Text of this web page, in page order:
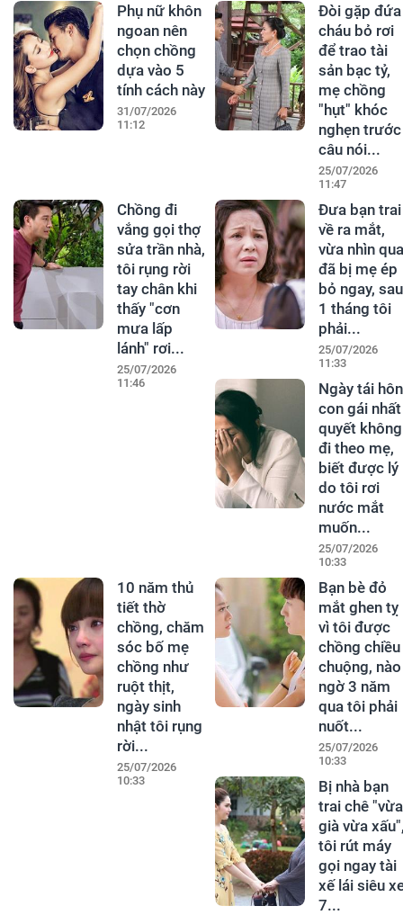
Phụ nữ khôn
ngoan nên
chọn chồng
dựa vào 5
tính cách này
31/07/2026
11:12
Đòi gặp đứa
cháu bỏ rơi
để trao tài
sản bạc tỷ,
mẹ chồng
"hụt" khóc
nghẹn trước
câu nói...
25/07/2026
11:47
Chồng đi
vắng gọi thợ
sửa trần nhà,
tôi rụng rời
tay chân khi
thấy "cơn
mưa lấp
lánh" rơi...
25/07/2026
11:46
Đưa bạn trai
về ra mắt,
vừa nhìn qua
đã bị mẹ ép
bỏ ngay, sau
1 tháng tôi
phải...
25/07/2026
11:33
Ngày tái
con gái nhất
quyết không
đi theo mẹ,
biết được lý
do tôi rơi
nước mắt
muốn...
25/07/2026
10:33
10 năm thủ
tiết thờ
chồng, chăm
sóc bố mẹ
chồng như
ruột thịt,
ngày sinh
nhật tôi rụng
rời...
25/07/2026
10:33
Bạn bè đỏ
mắt ghen tỵ
vì tôi được
chồng chiều
chuộng, nào
ngờ 3 năm
qua tôi phải
nuốt...
25/07/2026
10:33
Bị nhà bạn
trai chê "vừa
già vừa
tôi rút máy
gọi ngay tài
xế lái siêu
7...